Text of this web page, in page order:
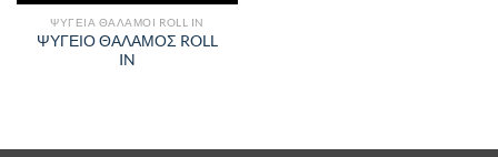
ΨΥΓΕΙΑ ΘΑΛΑΜΟΙ ROLL IN
ΨΥΓΕΙΟ ΘΑΛΑΜΟΣ ROLL
IN